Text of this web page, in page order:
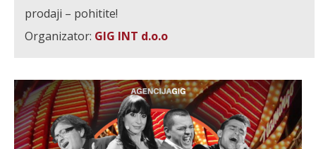
prodaji – pohitite!
Organizator: GIG INT d.o.o